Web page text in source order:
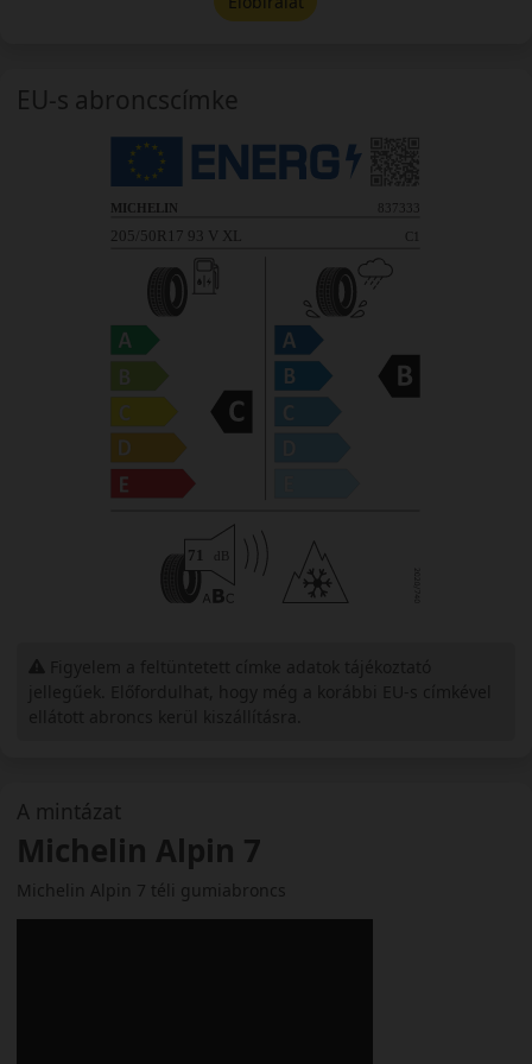
A mintázat
Michelin Alpin 7
Michelin Alpin 7 téli gumiabroncs
EU-s abroncscímke